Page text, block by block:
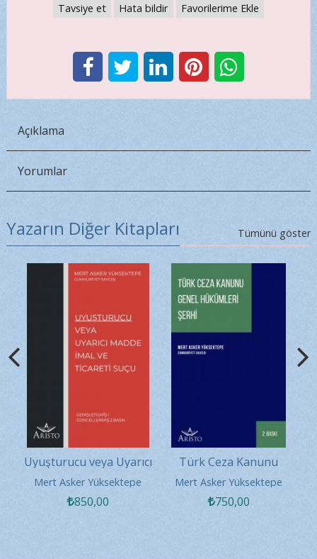
Tavsiye et Hata bildir Favorilerime Ekle
Açıklama
Yorumlar
Yazarın Diğer Kitapları
Uyuşturucu veya Uyarıcı
Madde İmal ve Ticareti
Suçu
Mert Asker Yüksektepe
850,00
Türk Ceza Kanunu
Genel Hükümleri Şerhi
Mert Asker Yüksektepe
750,00
Tümünü göster